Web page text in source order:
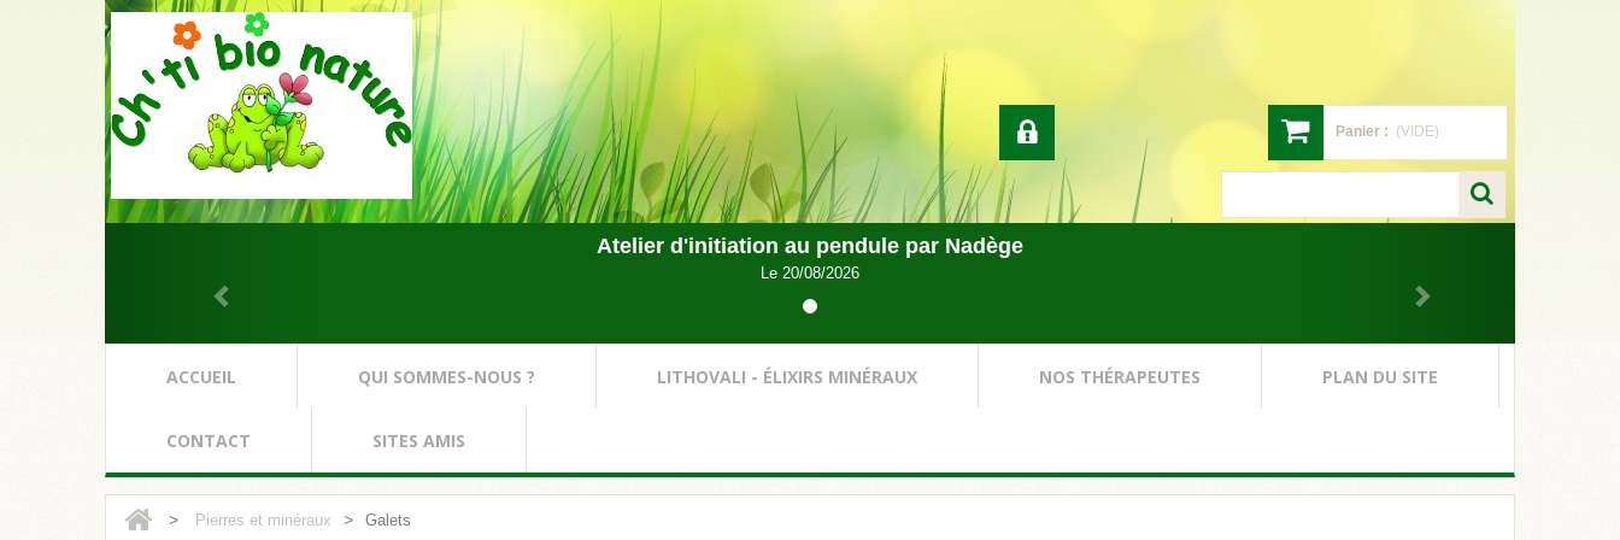
Atelier d'initiation au pendule par Nadège
Le 20/08/2026
ACCUEIL QUI SOMMES-NOUS ? LITHOVALI - ÉLIXIRS MINÉRAUX NOS THÉRAPEUTES PLAN DU SITE
CONTACT SITES AMIS
Panier : (VIDE)
> Pierres et minéraux > Galets